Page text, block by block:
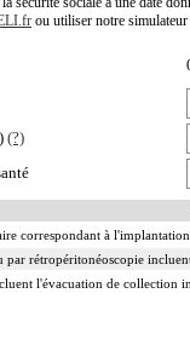
ou utiliser notre
(?)
correspondant à
rétropéritonéoscopie
l'évacuation de collection